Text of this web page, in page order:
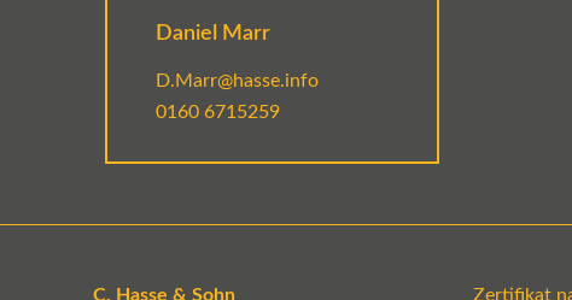
Daniel Marr
D.Marr@hasse.info
0160 6715259
C. Hasse & Sohn
Zertifikat